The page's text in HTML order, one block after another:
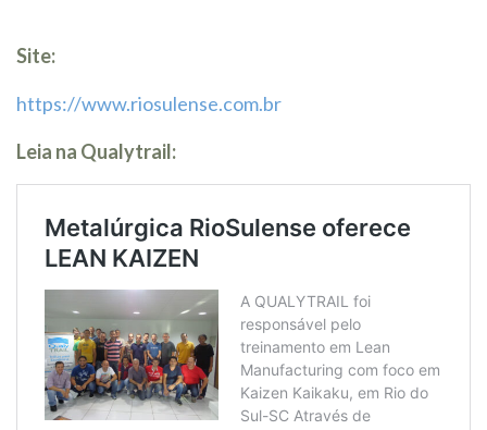
Site:
https://www.riosulense.com.br
Leia na Qualytrail: